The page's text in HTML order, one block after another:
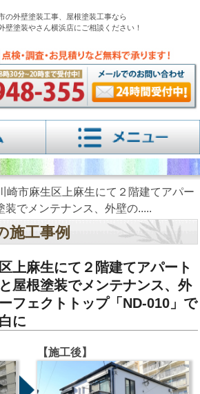
の外壁塗装工事、屋根塗装工事なら
壁塗装やさん横浜店にご相談ください！
崎市麻生区上麻生にて２階建てアパー
装でメンテナンス、外壁の.....
施工事例
上麻生にて２階建てアパート
屋根塗装でメンテナンス、外
フェクトトップ「ND-010」で
に
【施工後】